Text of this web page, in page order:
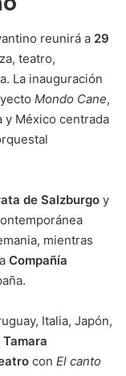
reunirá a 29
teatro,
La inauguración
Mondo Cane,
y México centrada
de Salzburgo y
mientras
Compañía
Italia, Japón,
Tamara
con El canto